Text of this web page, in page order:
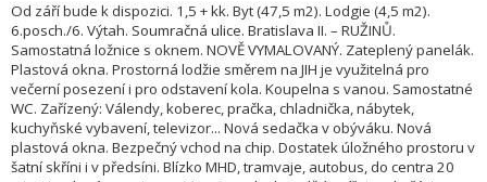
Od září bude k dispozici. 1,5 + kk. Byt (47,5 m2). Lodgie (4,5 m2).
6.posch./6. Výtah. Soumračná ulice. Bratislava II. – RUŽINŮ.
Samostatná ložnice s oknem. NOVĚ VYMALOVANÝ. Zateplený panelák.
Plastová okna. Prostorná lodžie směrem na JIH je využitelná pro
večerní posezení i pro odstavení kola. Koupelna s vanou. Samostatné
WC. Zařízený: Válendy, koberec, pračka, chladnička, nábytek,
kuchyňské vybavení, televizor... Nová sedačka v obýváku. Nová
plastová okna. Bezpečný vchod na chip. Dostatek úložného prostoru v
šatní skříni i v předsíni. Blízko MHD, tramvaje, autobus, do centra 20